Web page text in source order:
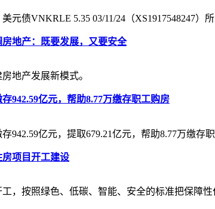
元债VNKRLE 5.35 03/11/24（XS1917548247）
地产：既要发展，又要安全
地产发展新模式。
942.59亿元，帮助8.77万缴存职工购房
942.59亿元，提取679.21亿元，帮助8.77万缴存
项目开工建设
，按照绿色、低碳、智能、安全的标准把保障性